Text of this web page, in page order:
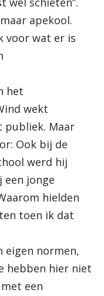
apekool.
voor wat er is
het
wekt
publiek. Maar
Ook bij de
werd hij
een jonge
hielden
toen ik dat
eigen normen,
hebben hier niet
een